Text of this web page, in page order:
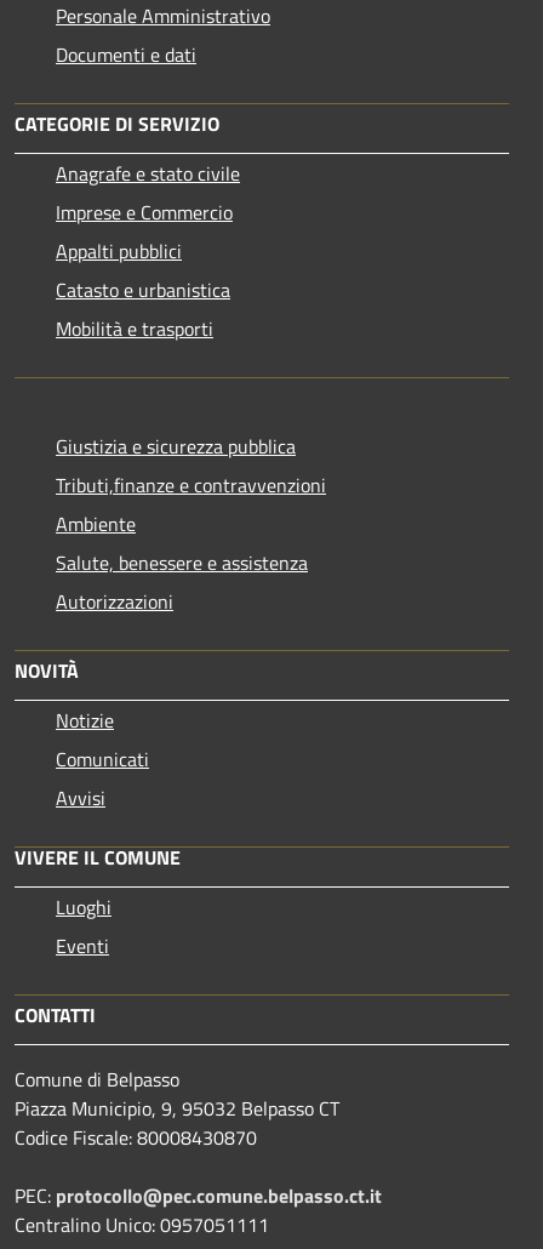
Personale Amministrativo
Documenti e dati
CATEGORIE DI SERVIZIO
Anagrafe e stato civile
Imprese e Commercio
Appalti pubblici
Catasto e urbanistica
Mobilità e trasporti
Giustizia e sicurezza pubblica
Tributi,finanze e contravvenzioni
Ambiente
Salute, benessere e assistenza
Autorizzazioni
NOVITÀ
Notizie
Comunicati
Avvisi
VIVERE IL COMUNE
Luoghi
Eventi
CONTATTI
Comune di Belpasso
Piazza Municipio, 9, 95032 Belpasso CT
Codice Fiscale: 80008430870
PEC: protocollo@pec.comune.belpasso.ct.it
Centralino Unico: 0957051111